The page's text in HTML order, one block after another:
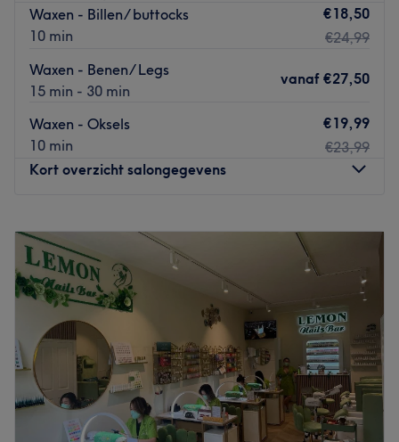
Waxen - Billen/ buttocks
10 min
€18,50
€24,99
Waxen - Benen/ Legs
15 min - 30 min
vanaf €27,50
Waxen - Oksels
10 min
€19,99
€23,99
Kort overzicht salongegevens
Dinsdag
10:00–
Woensdag
–21:00
Donderdag
Vrijdag
18:00
Zaterdag
10:00–18:00
Zondag
Gesloten
Waxing Novia Amsterdam is de plek voor een beauty of
wax behandeling. Door de professionele manier van
waxen is het de juiste plek om te komen waxen, ook als je